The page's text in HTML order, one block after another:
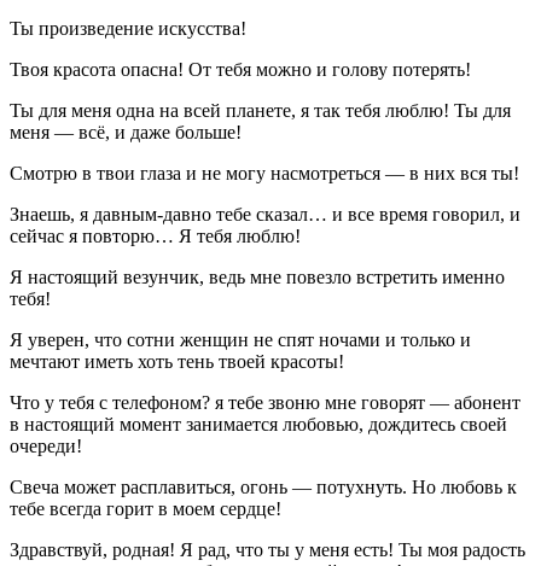
Ты произведение искусства!
Твоя красота опасна! От тебя можно и голову потерять!
Ты для меня одна на всей планете, я так тебя люблю! Ты для
меня — всё, и даже больше!
Смотрю в твои глаза и не могу насмотреться — в них вся ты!
Знаешь, я давным-давно тебе сказал… и все время говорил, и
сейчас я повторю… Я тебя люблю!
Я настоящий везунчик, ведь мне повезло встретить именно
тебя!
Я уверен, что сотни женщин не спят ночами и только и
мечтают иметь хоть тень твоей красоты!
Что у тебя с телефоном? я тебе звоню мне говорят — абонент
в настоящий момент занимается любовью, дождитесь своей
очереди!
Свеча может расплавиться, огонь — потухнуть. Но любовь к
тебе всегда горит в моем сердце!
Здравствуй, родная! Я рад, что ты у меня есть! Ты моя радость